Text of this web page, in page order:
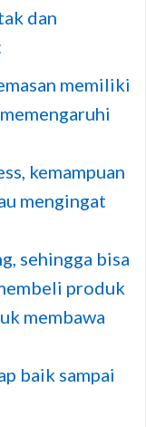
dan
memiliki
kemampuan
mengingat
sehingga bisa
produk
membawa
baik sampai